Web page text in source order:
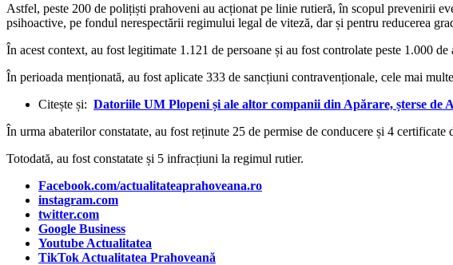
Astfel, peste 200 de polițiști prahoveni au acționat pe linie rutieră, în scopul prevenirii
psihoactive, pe fondul nerespectării regimului legal de viteză, dar și pentru reducerea
În acest context, au fost legitimate 1.121 de persoane și au fost controlate peste 1.000
În perioada menționată, au fost aplicate 333 de sancțiuni contravenționale, cele mai
Citește și: Datoriile UM Plopeni și ale altor companii din Apărare, șterse de
În urma abaterilor constatate, au fost reținute 25 de permise de conducere și 4 certificate
Totodată, au fost constatate și 5 infracțiuni la regimul rutier.
Facebook.com/actualitateaprahoveana.ro
instagram.com
twitter.com
Google Business
Youtube Actualitatea
TikTok Actualitatea Prahoveană